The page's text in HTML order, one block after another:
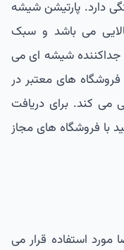
دارد. پارتیشن شیشه
می باشد و سبک
جداکننده شیشه ای می
فروشگاه های معتبر در
می کند. برای دریافت
با فروشگاه های مجاز
استفاده قرار می